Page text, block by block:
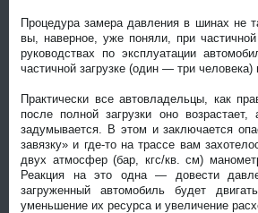
Процедура замера давления в шинах не
вы, наверное, уже поняли, при
руководствах по эксплуатации
частичной загрузке (один — три
Практически все автовладельцы, как
после полной загрузки оно
задумывается. В этом и заключается
завязку» и где-то на трассе вам
двух атмосфер (бар, кгс/кв. см)
Реакция на это одна — довести
загруженный автомобиль будет
уменьшение их ресурса и увеличение